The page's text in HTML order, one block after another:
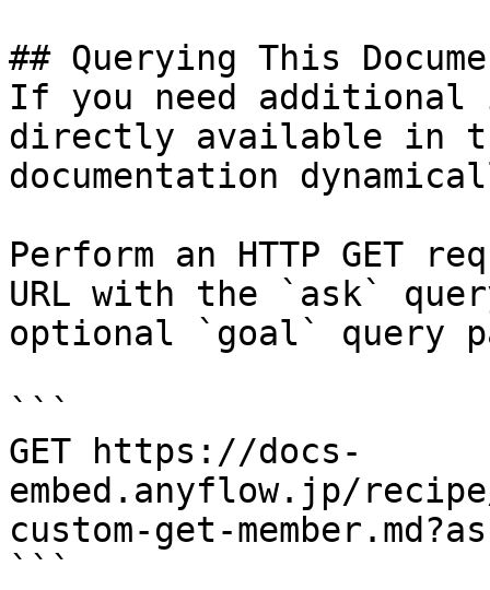
## Querying This
If you need
directly available in
documentation
Perform an HTTP GET
URL with the `ask`
optional `goal` query
```
GET https://docs-
embed.anyflow.jp/
custom-get-
```